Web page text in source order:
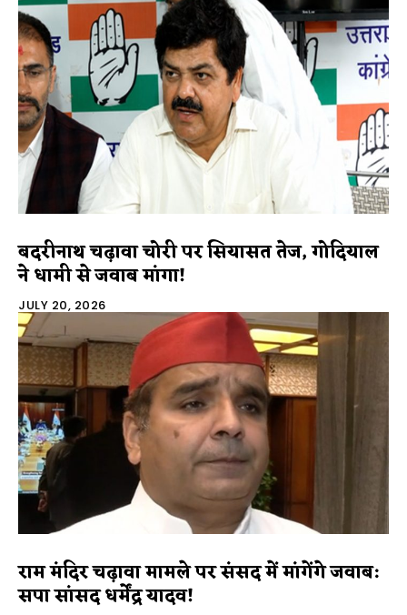
बदरीनाथ चढ़ावा चोरी पर सियासत तेज, गोदियाल
ने धामी से जवाब मांगा!
JULY 20, 2026
राम मंदिर चढ़ावा मामले पर संसद में मांगेंगे जवाब:
सपा सांसद धर्मेंद्र यादव!